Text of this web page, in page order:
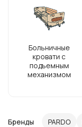
Больничные
кровати с
подъемным
механизмом
Бренды PARDO